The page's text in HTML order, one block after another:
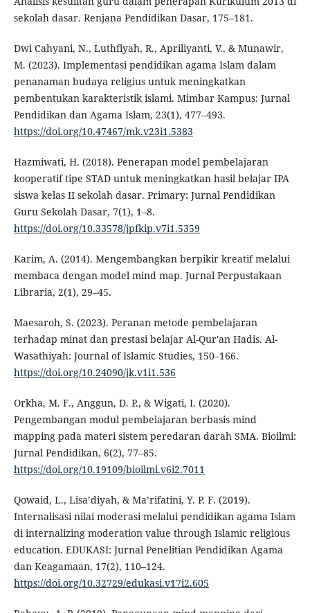
sekolah dasar. Renjana Pendidikan Dasar, 175–181.
Dwi Cahyani, N., Luthfiyah, R., Apriliyanti, V., & Munawir,
M. (2023). Implementasi pendidikan agama Islam dalam
penanaman budaya religius untuk meningkatkan
pembentukan karakteristik islami. Mimbar Kampus: Jurnal
Pendidikan dan Agama Islam, 23(1), 477–493.
https://doi.org/10.47467/mk.v23i1.5383
Hazmiwati, H. (2018). Penerapan model pembelajaran
kooperatif tipe STAD untuk meningkatkan hasil belajar IPA
siswa kelas II sekolah dasar. Primary: Jurnal Pendidikan
Guru Sekolah Dasar, 7(1), 1–8.
https://doi.org/10.33578/jpfkip.v7i1.5359
Karim, A. (2014). Mengembangkan berpikir kreatif melalui
membaca dengan model mind map. Jurnal Perpustakaan
Libraria, 2(1), 29–45.
Maesaroh, S. (2023). Peranan metode pembelajaran
terhadap minat dan prestasi belajar Al-Qur'an Hadis. Al-
Wasathiyah: Journal of Islamic Studies, 150–166.
https://doi.org/10.24090/jk.v1i1.536
Orkha, M. F., Anggun, D. P., & Wigati, I. (2020).
Pengembangan modul pembelajaran berbasis mind
mapping pada materi sistem peredaran darah SMA. Bioilmi:
Jurnal Pendidikan, 6(2), 77–85.
https://doi.org/10.19109/bioilmi.v6i2.7011
Qowaid, L., Lisa’diyah, & Ma’rifatini, Y. P. F. (2019).
Internalisasi nilai moderasi melalui pendidikan agama Islam
di internalizing moderation value through Islamic religious
education. EDUKASI: Jurnal Penelitian Pendidikan Agama
dan Keagamaan, 17(2), 110–124.
https://doi.org/10.32729/edukasi.v17i2.605